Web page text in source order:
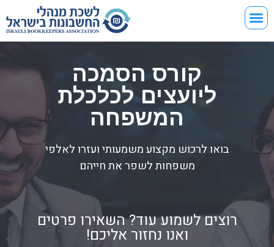
קורס הסמכה
ליועצים לכלכלת
המשפחה
בואו לרכוש מקצוע משמעותי ועזרו לאלפי
משפחות לשפר את חייהם
רוצים לשמוע עוד? השאירו פרטים
ואנו נחזור אליכם!